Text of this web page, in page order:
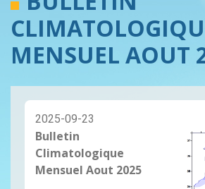
MENSUEL AOUT
2025-09-23
Bulletin
Climatologique
Mensuel Aout 2025